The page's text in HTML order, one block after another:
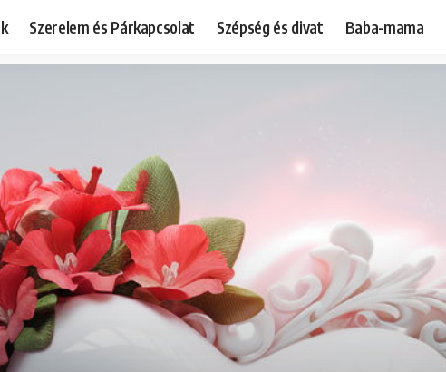
Szerelem és Párkapcsolat Szépség és divat Baba-mama